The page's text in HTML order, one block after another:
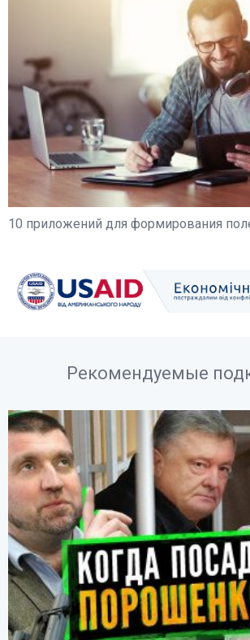
10 приложений для формирования
Рекомендуемые